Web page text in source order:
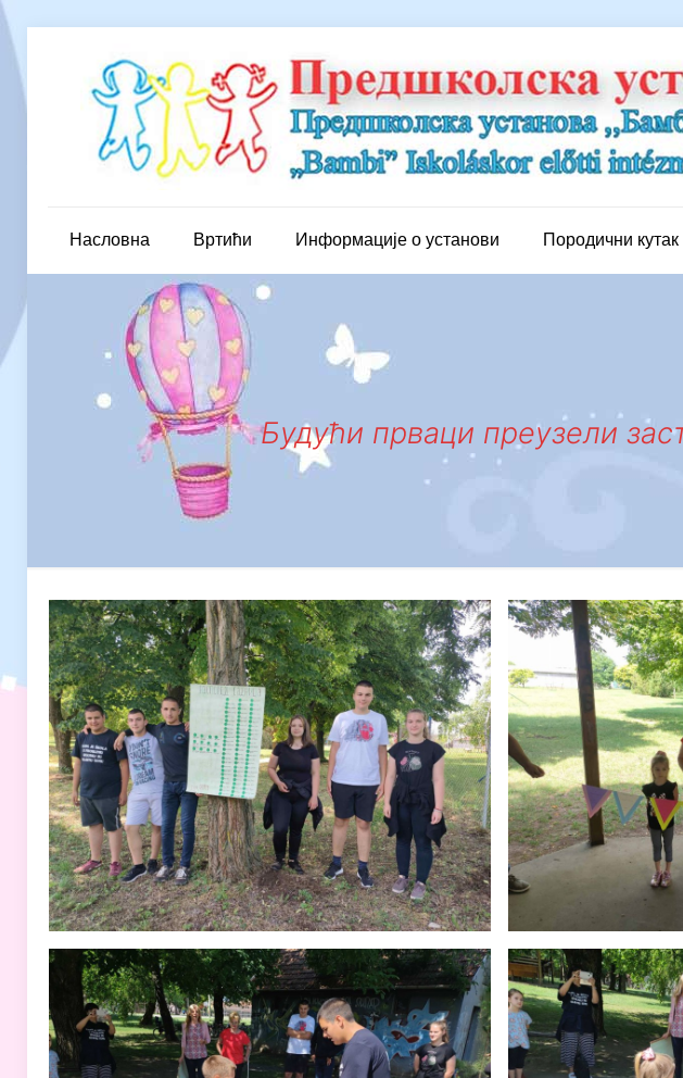
Насловна Вртићи Информације о установи Породични кутак
Будући прваци преузели